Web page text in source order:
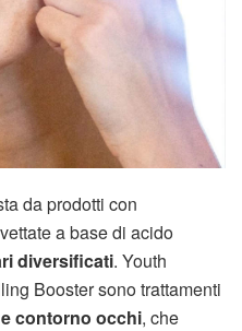
da prodotti con
a base di acido
diversificati. Youth
Booster sono trattamenti
contorno occhi, che